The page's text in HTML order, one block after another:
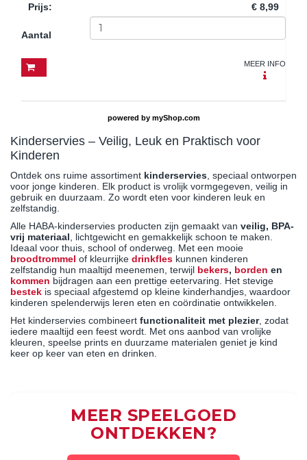
Prijs: € 8,99
Aantal
MEER INFO
powered by myShop.com
Kinderservies – Veilig, Leuk en Praktisch voor
Kinderen
Ontdek ons ruime assortiment kinderservies, speciaal ontworpen
voor jonge kinderen. Elk product is vrolijk vormgegeven, veilig in
gebruik en duurzaam. Zo wordt eten voor kinderen leuk en
zelfstandig.
Alle HABA-kinderservies producten zijn gemaakt van veilig, BPA-
vrij materiaal, lichtgewicht en gemakkelijk schoon te maken.
Ideaal voor thuis, school of onderweg. Met een mooie
broodtrommel of kleurrijke drinkfles kunnen kinderen
zelfstandig hun maaltijd meenemen, terwijl bekers, borden en
kommen bijdragen aan een prettige eetervaring. Het stevige
bestek is speciaal afgestemd op kleine kinderhandjes, waardoor
kinderen spelenderwijs leren eten en coördinatie ontwikkelen.
Het kinderservies combineert functionaliteit met plezier, zodat
iedere maaltijd een feest wordt. Met ons aanbod van vrolijke
kleuren, speelse prints en duurzame materialen geniet je kind
keer op keer van eten en drinken.
MEER SPEELGOED
ONTDEKKEN?